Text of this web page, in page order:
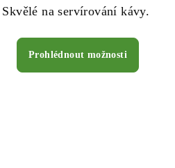
Skvělé na servírování kávy.
Prohlédnout možnosti